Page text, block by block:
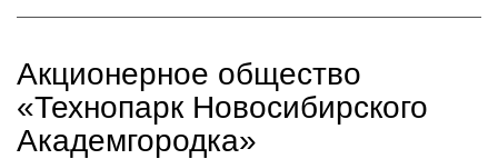
Акционерное общество
«Технопарк Новосибирского
Академгородка»